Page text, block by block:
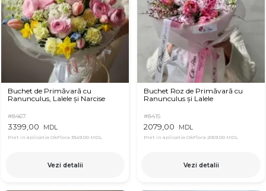
Buchet de Primăvară cu
Ranunculus, Lalele și Narcise
#8467
3399,00 MDL
Pret in aplicatia OkFlora 3349,00 MDL
Vezi detalii
Buchet Roz de Primăvară cu
Ranunculus și Lalele
#8415
2079,00 MDL
Pret in aplicatia OkFlora 2059,00 MDL
Vezi detalii